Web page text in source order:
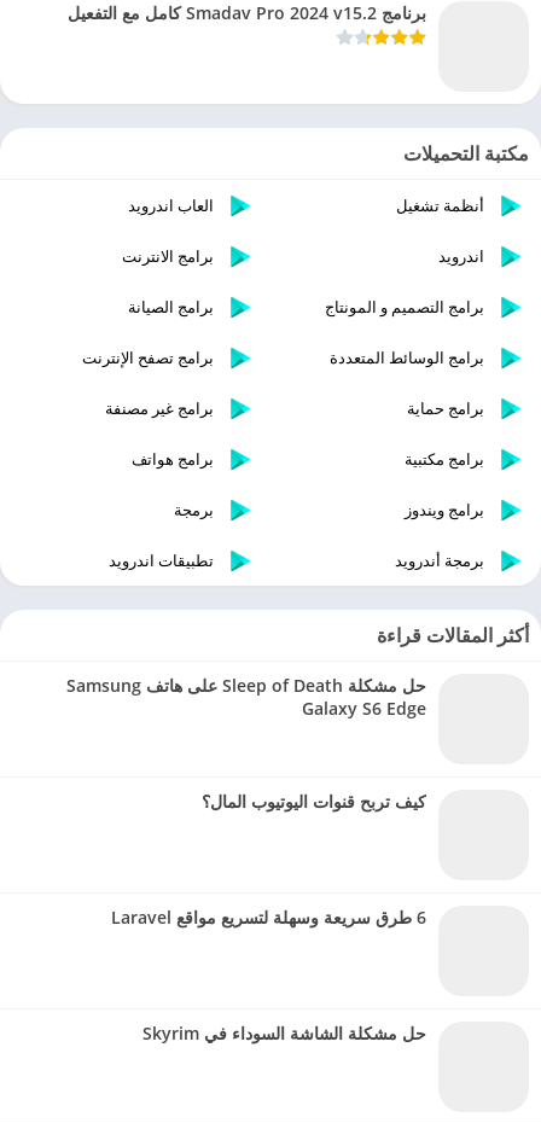
برنامج Smadav Pro 2024 v15.2 كامل مع التفعيل
مكتبة التحميلات
أنظمة تشغيل العاب اندرويد
اندرويد برامج الانترنت
برامج التصميم و المونتاج برامج الصيانة
برامج الوسائط المتعددة برامج تصفح الإنترنت
برامج حماية برامج غير مصنفة
برامج مكتبية برامج هواتف
برامج ويندوز برمجة
برمجة أندرويد تطبيقات اندرويد
أكثر المقالات قراءة
حل مشكلة Sleep of Death على هاتف Samsung
Galaxy S6 Edge
كيف تربح قنوات اليوتيوب المال؟
6 طرق سريعة وسهلة لتسريع مواقع Laravel
حل مشكلة الشاشة السوداء في Skyrim